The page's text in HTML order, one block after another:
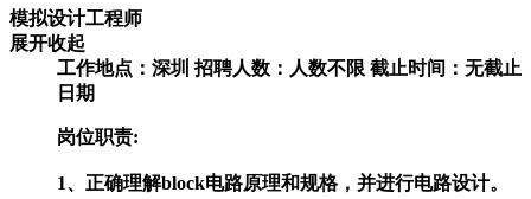
模拟设计工程师
展开收起
工作地点：深圳
招聘人数：人数不限 截止时间：无截止
日期
岗位职责:
1、正确理解block电路原理和规格，并进行电路设计。